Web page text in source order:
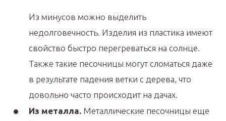
Из минусов можно выделить
недолговечность. Изделия из пластика имеют
свойство быстро перегреваться на солнце.
Также такие песочницы могут сломаться даже
в результате падения ветки с дерева, что
довольно часто происходит на дачах.
Из металла. Металлические песочницы еще